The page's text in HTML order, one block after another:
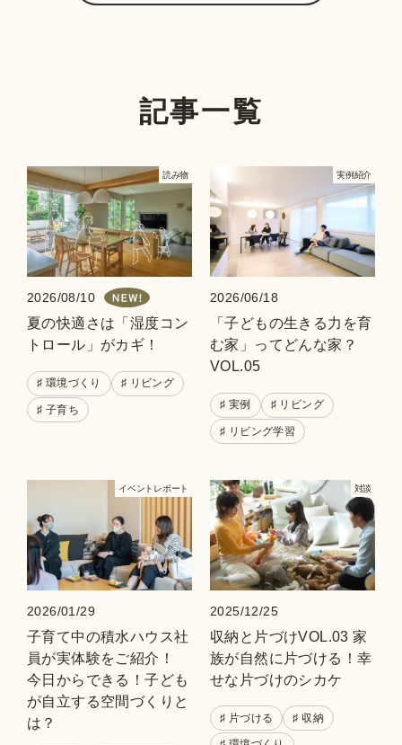
記事一覧
読み物
2026/08/10
夏の快適さは「湿度コン
トロール」がカギ！
♯ 環境づくり ♯ リビング
♯ 子育ち
実例紹介
2026/06/18
「子どもの生きる力を育
む家」ってどんな家？
VOL.05
♯ 実例 ♯ リビング
♯ リビング学習
イベントレポート
2026/01/29
子育て中の積水ハウス社
員が実体験をご紹介！
今日からできる！子ども
が自立する空間づくりと
は？
対談
2025/12/25
収納と片づけVOL.03 家
族が自然に片づける！幸
せな片づけのシカケ
♯ 片づける ♯ 収納